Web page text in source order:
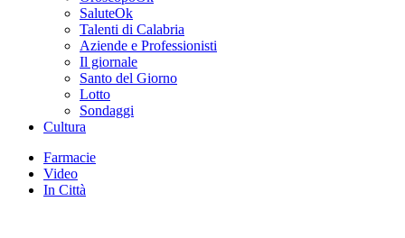
SaluteOk
Talenti di Calabria
Aziende e Professionisti
Il giornale
Santo del Giorno
Lotto
Sondaggi
Cultura
Farmacie
Video
In Città